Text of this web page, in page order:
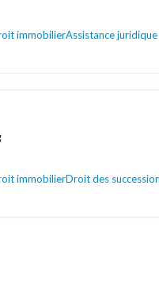
immobilierAssistance juridique
immobilierDroit des